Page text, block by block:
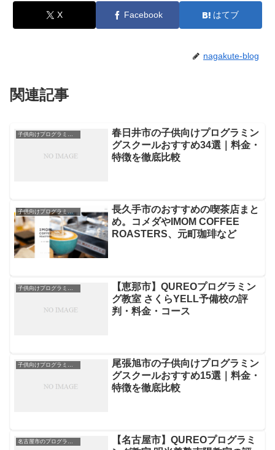
X Facebook はてブ
nagakute-blog
関連記事
子供向けプログラミングスクール
春日井市の子供向けプログラミン
グスクールおすすめ34選｜料金・
特徴を徹底比較
子供向けプログラミングスクール
長久手市のおすすめの喫茶店まと
め。コメダやIMOM COFFEE
ROASTERS、元町珈琲など
【恵那市】QUREOプログラミン
グ教室 さくらYELL予備校の評
判・料金・コース
子供向けプログラミングスクール
尾張旭市の子供向けプログラミン
グスクールおすすめ15選｜料金・
特徴を徹底比較
名古屋市のプログラミングスクール
【名古屋市】QUREOプログラミ